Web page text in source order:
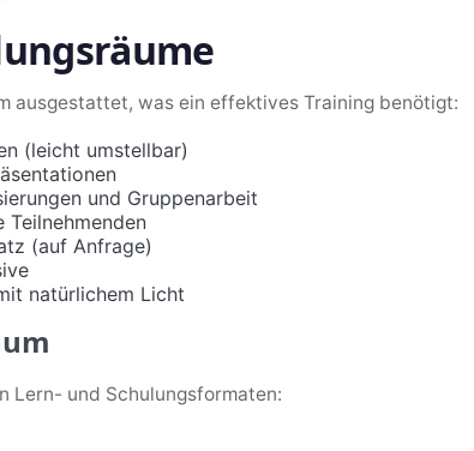
ausgestattet, was ein effektives Training benötigt:
(leicht umstellbar)
und Gruppenarbeit
(auf Anfrage)
natürlichem Licht
Lern- und Schulungsformaten: